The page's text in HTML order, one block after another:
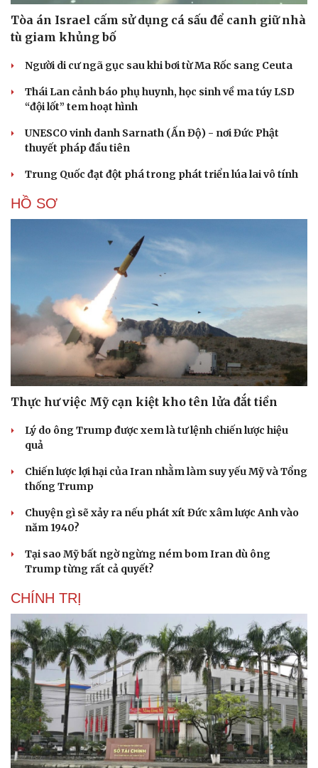
Tòa án Israel cấm sử dụng cá sấu để canh giữ nhà
tù giam khủng bố
Người di cư ngã gục sau khi bơi từ Ma Rốc sang Ceuta
Thái Lan cảnh báo phụ huynh, học sinh về ma túy LSD
“đội lốt” tem hoạt hình
UNESCO vinh danh Sarnath (Ấn Độ) - nơi Đức Phật
thuyết pháp đầu tiên
Trung Quốc đạt đột phá trong phát triển lúa lai vô tính
HỒ SƠ
Thực hư việc Mỹ cạn kiệt kho tên lửa đắt tiền
Lý do ông Trump được xem là tư lệnh chiến lược hiệu
quả
Chiến lược lợi hại của Iran nhằm làm suy yếu Mỹ và Tổng
thống Trump
Chuyện gì sẽ xảy ra nếu phát xít Đức xâm lược Anh vào
năm 1940?
Tại sao Mỹ bất ngờ ngừng ném bom Iran dù ông
Trump từng rất cả quyết?
CHÍNH TRỊ